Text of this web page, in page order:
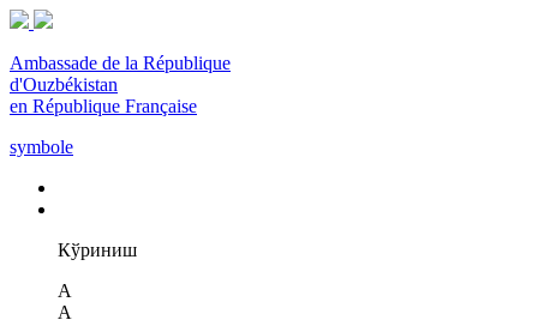
Ambassade de la République
d'Ouzbékistan
en République Française
symbole
Кўриниш
A
A